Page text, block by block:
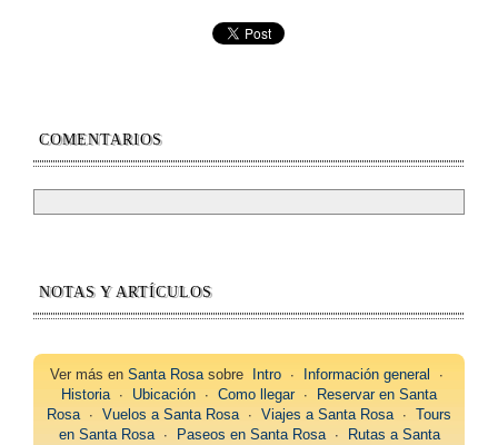
COMENTARIOS
NOTAS Y ARTÍCULOS
Ver más en Santa Rosasobre Intro ∙ Información general
∙
Historia∙ Ubicación ∙ Como llegar∙
Reservar en Santa
Rosa∙ Vuelos a Santa Rosa∙ Viajes a Santa Rosa∙ Tours
en Santa Rosa∙ Paseos en Santa Rosa∙
Rutas a Santa